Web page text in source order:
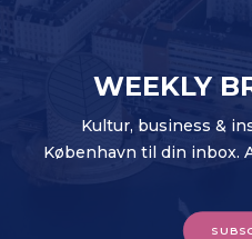
WEEKLY
Kultur, business &
København til din inbox.